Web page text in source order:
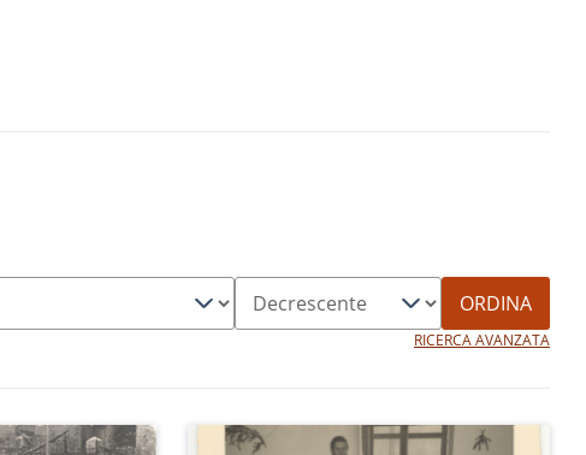
ORDINA
RICERCA AVANZATA